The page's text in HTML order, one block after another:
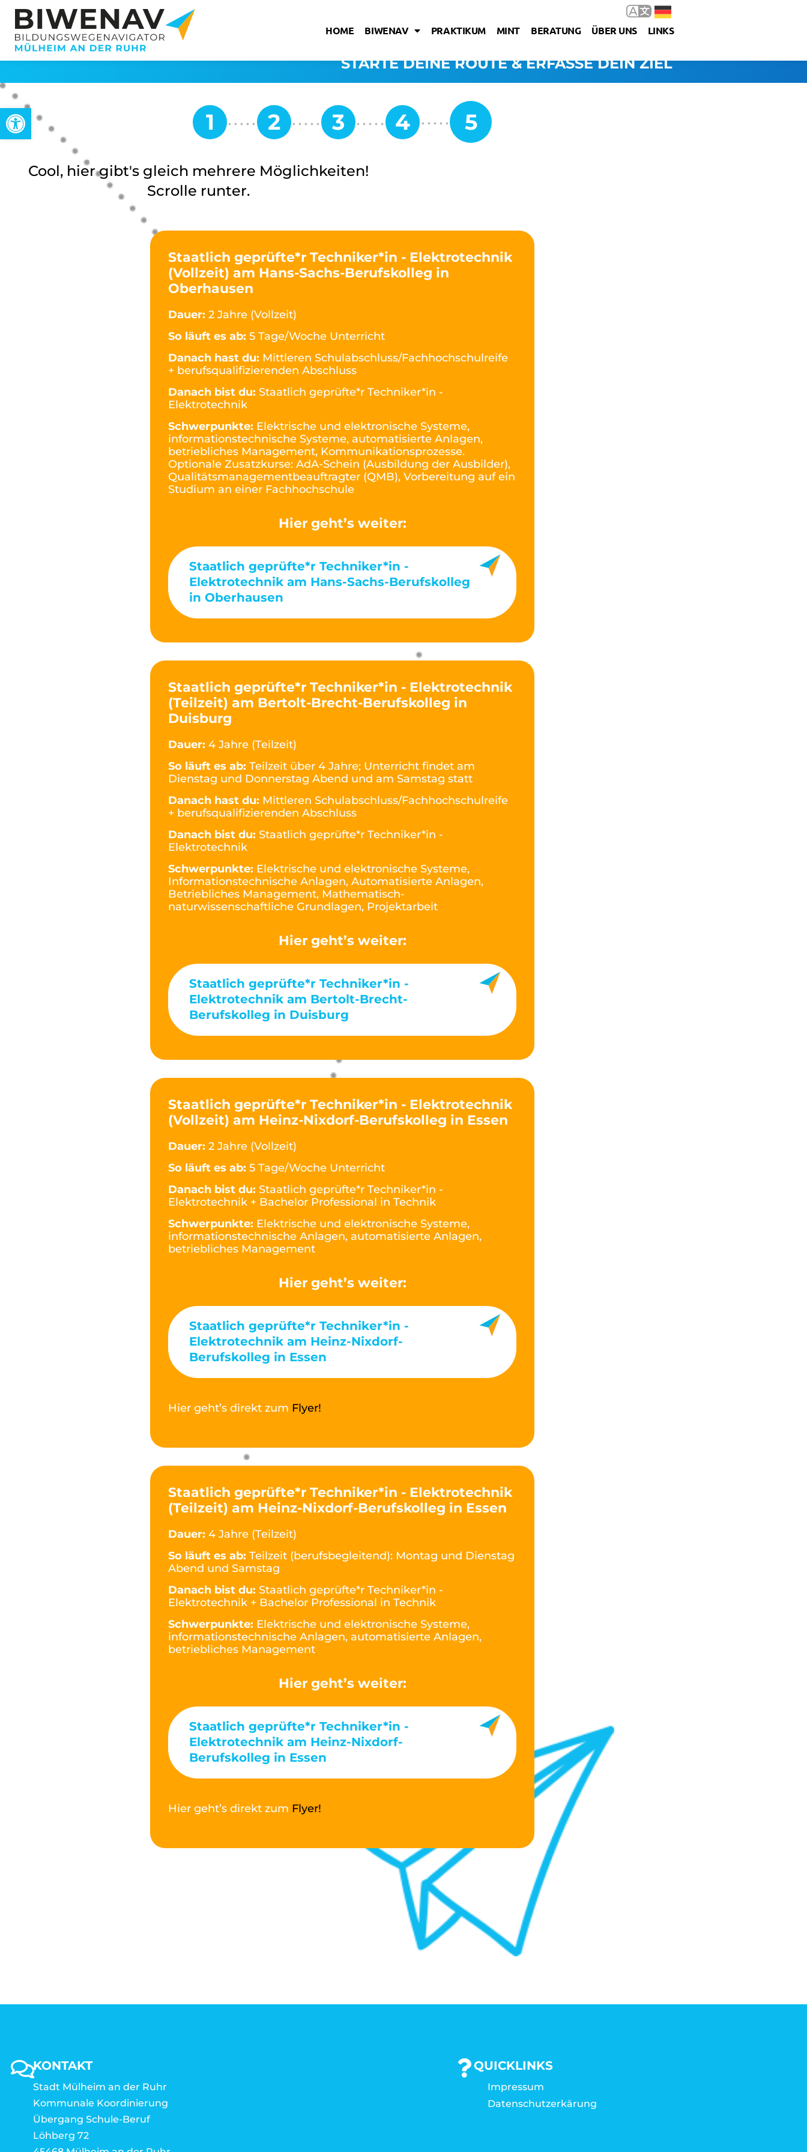
Open toolbar
HOME BIWENAV PRAKTIKUM MINT BERATUNG ÜBER UNS LINKS
STARTE DEINE ROUTE & ERFASSE DEIN ZIEL
Cool, hier gibt's gleich mehrere Möglichkeiten!
Scrolle runter.
Staatlich geprüfte*r Techniker*in - Elektrotechnik
(Vollzeit) am Hans-Sachs-Berufskolleg in
Oberhausen
Dauer: 2 Jahre (Vollzeit)
So läuft es ab: 5 Tage/Woche Unterricht
Danach hast du: Mittleren Schulabschluss/Fachhochschulreife
+ berufsqualifizierenden Abschluss
Danach bist du: Staatlich geprüfte*r Techniker*in -
Elektrotechnik
Schwerpunkte: Elektrische und elektronische Systeme,
informationstechnische Systeme, automatisierte Anlagen,
betriebliches Management, Kommunikationsprozesse.
Optionale Zusatzkurse: AdA-Schein (Ausbildung der Ausbilder),
Qualitätsmanagementbeauftragter (QMB), Vorbereitung auf ein
Studium an einer Fachhochschule
Hier geht’s weiter:
Staatlich geprüfte*r Techniker*in -
Elektrotechnik am Hans-Sachs-Berufskolleg
in Oberhausen
Staatlich geprüfte*r Techniker*in - Elektrotechnik
(Teilzeit) am Bertolt-Brecht-Berufskolleg in
Duisburg
Dauer: 4 Jahre (Teilzeit)
So läuft es ab: Teilzeit über 4 Jahre; Unterricht findet am
Dienstag und Donnerstag Abend und am Samstag statt
Danach hast du: Mittleren Schulabschluss/Fachhochschulreife
+ berufsqualifizierenden Abschluss
Danach bist du: Staatlich geprüfte*r Techniker*in -
Elektrotechnik
Schwerpunkte: Elektrische und elektronische Systeme,
Informationstechnische Anlagen, Automatisierte Anlagen,
Betriebliches Management, Mathematisch-
naturwissenschaftliche Grundlagen, Projektarbeit
Hier geht’s weiter:
Staatlich geprüfte*r Techniker*in -
Elektrotechnik am Bertolt-Brecht-
Berufskolleg in Duisburg
Staatlich geprüfte*r Techniker*in - Elektrotechnik
(Vollzeit) am Heinz-Nixdorf-Berufskolleg in Essen
Dauer: 2 Jahre (Vollzeit)
So läuft es ab: 5 Tage/Woche Unterricht
Danach bist du: Staatlich geprüfte*r Techniker*in -
Elektrotechnik + Bachelor Professional in Technik
Schwerpunkte: Elektrische und elektronische Systeme,
informationstechnische Anlagen, automatisierte Anlagen,
betriebliches Management
Hier geht’s weiter:
Staatlich geprüfte*r Techniker*in -
Elektrotechnik am Heinz-Nixdorf-
Berufskolleg in Essen
Hier geht’s direkt zum Flyer!
Staatlich geprüfte*r Techniker*in - Elektrotechnik
(Teilzeit) am Heinz-Nixdorf-Berufskolleg in Essen
Dauer: 4 Jahre (Teilzeit)
So läuft es ab: Teilzeit (berufsbegleitend): Montag und Dienstag
Abend und Samstag
Danach bist du: Staatlich geprüfte*r Techniker*in -
Elektrotechnik + Bachelor Professional in Technik
Schwerpunkte: Elektrische und elektronische Systeme,
informationstechnische Anlagen, automatisierte Anlagen,
betriebliches Management
Hier geht’s weiter:
Staatlich geprüfte*r Techniker*in -
Elektrotechnik am Heinz-Nixdorf-
Berufskolleg in Essen
Hier geht’s direkt zum Flyer!
KONTAKT
Stadt Mülheim an der Ruhr
Kommunale Koordinierung
Übergang Schule-Beruf
Löhberg 72
QUICKLINKS
Impressum
Datenschutzerkärung